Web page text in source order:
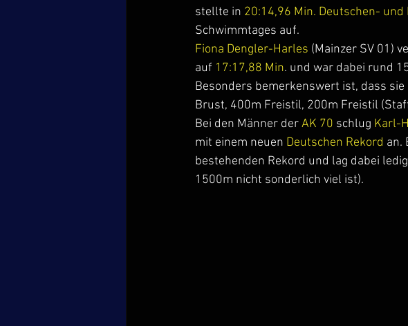
stellte in 20:14,96 Min. Deutschen- und
Schwimmtages auf.
Fiona Dengler-Harles (Mainzer SV 01)
auf 17:17,88 Min. und war dabei rund
Besonders bemerkenswert ist, dass
Brust, 400m Freistil, 200m Freistil
Bei den Männer der AK 70 schlug Karl-
mit einem neuen Deutschen Rekord an.
bestehenden Rekord und lag dabei
1500m nicht sonderlich viel ist).